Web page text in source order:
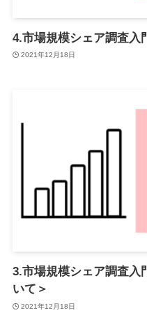
4.市場規模シェア調査入
2021年12月18日
3.市場規模シェア調査入
いて＞
2021年12月18日